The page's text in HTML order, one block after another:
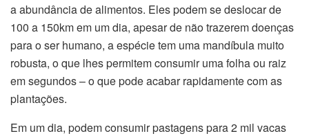
a abundância de alimentos. Eles podem se deslocar de
100 a 150km em um dia, apesar de não trazerem doenças
para o ser humano, a espécie tem uma mandíbula muito
robusta, o que lhes permitem consumir uma folha ou raiz
em segundos – o que pode acabar rapidamente com as
plantações.
Em um dia, podem consumir pastagens para 2 mil vacas